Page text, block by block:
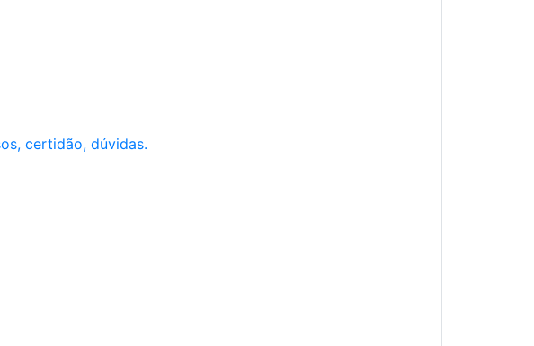
certidão, dúvidas.